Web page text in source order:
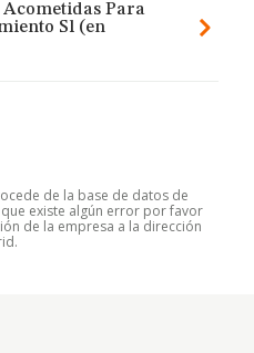
Acometidas Para
Sl (en
de la base de datos de
que existe algún error por favor
de la empresa a la dirección